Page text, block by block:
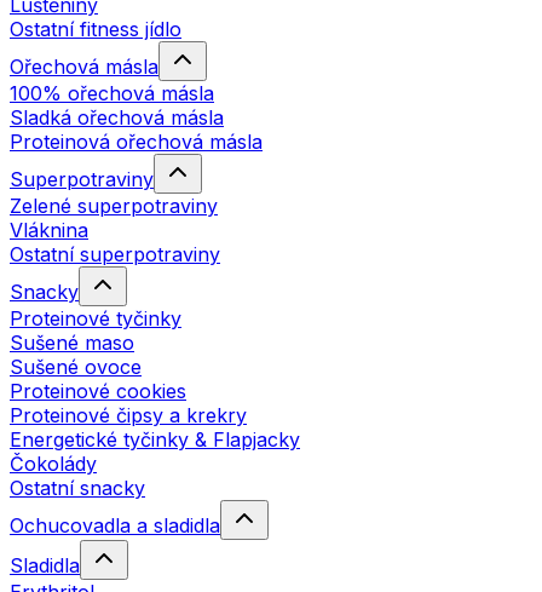
Luštěniny
Ostatní fitness jídlo
Ořechová másla
100% ořechová másla
Sladká ořechová másla
Proteinová ořechová másla
Superpotraviny
Zelené superpotraviny
Vláknina
Ostatní superpotraviny
Snacky
Proteinové tyčinky
Sušené maso
Sušené ovoce
Proteinové cookies
Proteinové čipsy a krekry
Energetické tyčinky & Flapjacky
Čokolády
Ostatní snacky
Ochucovadla a sladidla
Sladidla